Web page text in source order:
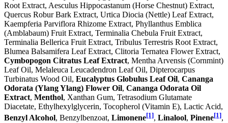
Root Extract, Aesculus Hippocastanum (Horse Chestnut) Extract,
Quercus Robur Bark Extract, Urtica Diocia (Nettle) Leaf Extract,
Kaempferia Parviflora Rhizome Extract, Phyllanthus Emblica
(Amblabaum) Fruit Extract, Terminalia Chebula Fruit Extract,
Terminalia Bellerica Fruit Extract, Tribulus Terrestris Root Extract,
Blumea Balsamifera Leaf Extract, Clitoria Ternatea Flower Extract,
Cymbopogon Citratus Leaf Extract, Mentha Arvensis (Cornmint)
Leaf Oil, Melaleuca Leucadendron Leaf Oil, Dipterocarpus
Turbinatus Wood Oil, Eucalyptus Globulus Leaf Oil, Cananga
Odorata (Ylang Ylang) Flower Oil, Cananga Odorata Oil
Extract, Menthol, Xanthan Gum, Tetrasodium Glutamate
Diacetate, Ethylhexylglycerin, Tocopherol (Vitamin E), Lactic Acid,
Benzyl Alcohol, Benzylbenzoat, Limonene[1], Linalool, Pinene[1],